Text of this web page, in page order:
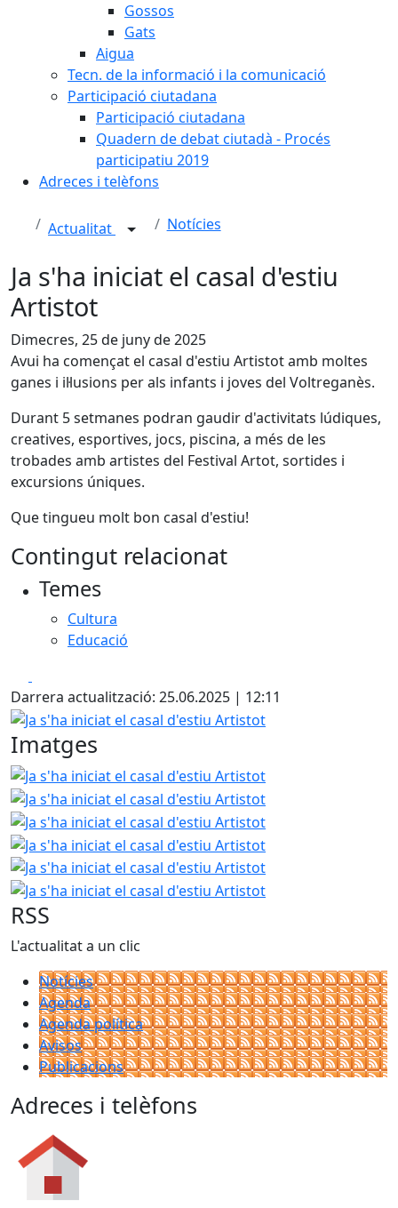
Gossos
Gats
Aigua
Tecn. de la informació i la comunicació
Participació ciutadana
Participació ciutadana
Quadern de debat ciutadà - Procés
participatiu 2019
Adreces i telèfons
Actualitat Notícies
Ja s'ha iniciat el casal d'estiu
Artistot
Dimecres, 25 de juny de 2025
Avui ha començat el casal d'estiu Artistot amb moltes
ganes i il·lusions per als infants i joves del Voltreganès.
Durant 5 setmanes podran gaudir d'activitats lúdiques,
creatives, esportives, jocs, piscina, a més de les
trobades amb artistes del Festival Artot, sortides i
excursions úniques.
Que tingueu molt bon casal d'estiu!
Contingut relacionat
Temes
Cultura
Educació
Darrera actualització: 25.06.2025 | 12:11
Ja s'ha iniciat el casal d'estiu Artistot
Imatges
Ja s'ha iniciat el casal d'estiu Artistot
Ja s'ha iniciat el
Ja s'ha iniciat el
Ja s'ha iniciat el
Ja s'ha iniciat el
Ja s'ha iniciat el
RSS
L'actualitat a un clic
Notícies
Agenda
Agenda política
Avisos
Publicacions
Adreces i telèfons